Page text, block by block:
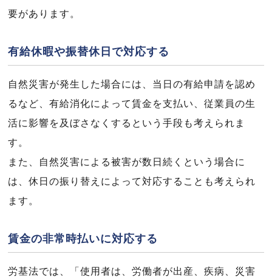
要があります。
有給休暇や振替休日で対応する
自然災害が発生した場合には、当日の有給申請を認め
るなど、有給消化によって賃金を支払い、従業員の生
活に影響を及ぼさなくするという手段も考えられま
す。
また、自然災害による被害が数日続くという場合に
は、休日の振り替えによって対応することも考えられ
ます。
賃金の非常時払いに対応する
労基法では、「使用者は、労働者が出産、疾病、災害